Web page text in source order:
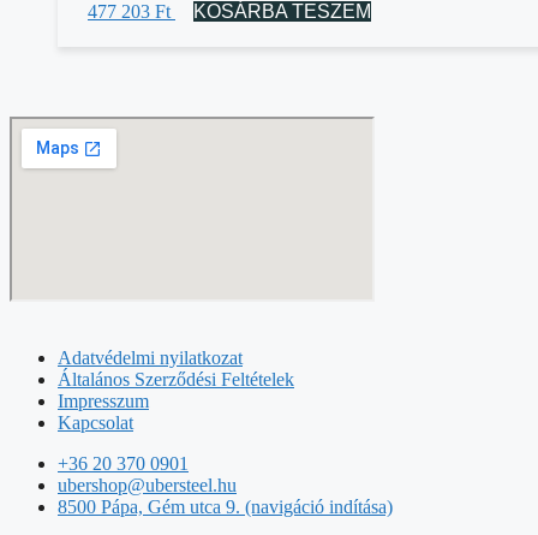
477 203 Ft KOSÁRBA TESZEM
Adatvédelmi nyilatkozat
Általános Szerződési Feltételek
Impresszum
Kapcsolat
+36 20 370 0901
ubershop@ubersteel.hu
8500 Pápa, Gém utca 9. (navigáció indítása)